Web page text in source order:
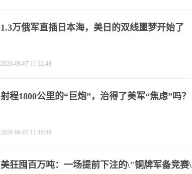
1.3万俄军直插日本海，美日的双线噩梦开始了
2026-08-07 11:32:43
射程1800公里的“巨炮”，治得了美军“焦虑”吗？
2026-08-07 11:19:39
美狂囤百万吨：一场提前下注的\"铜牌军备竞赛\"